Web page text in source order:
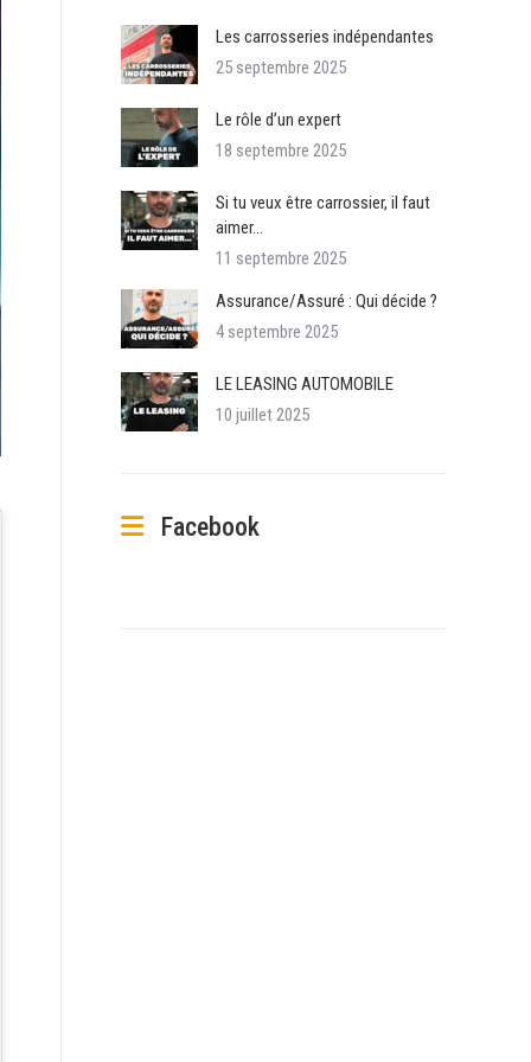
Les carrosseries indépendantes
25 septembre 2025
Le rôle d’un expert
18 septembre 2025
Si tu veux être carrossier, il faut
aimer…
11 septembre 2025
Assurance/Assuré : Qui décide ?
4 septembre 2025
LE LEASING AUTOMOBILE
10 juillet 2025
Facebook